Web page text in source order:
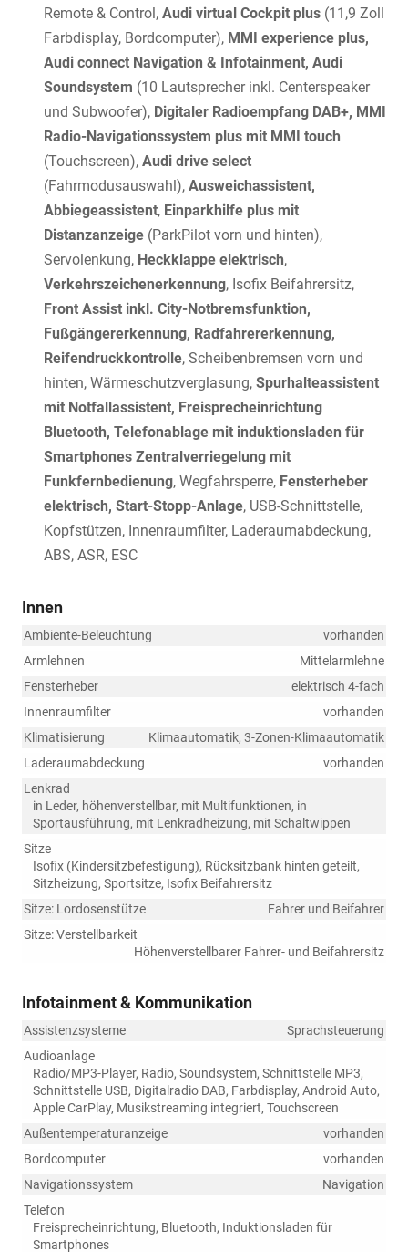
Remote & Control, Audi virtual Cockpit plus (11,9 Zoll
Farbdisplay, Bordcomputer), MMI experience plus,
Audi connect Navigation & Infotainment, Audi
Soundsystem (10 Lautsprecher inkl. Centerspeaker
und Subwoofer), Digitaler Radioempfang DAB+, MMI
Radio-Navigationssystem plus mit MMI touch
(Touchscreen), Audi drive select
(Fahrmodusauswahl), Ausweichassistent,
Abbiegeassistent, Einparkhilfe plus mit
Distanzanzeige (ParkPilot vorn und hinten),
Servolenkung, Heckklappe elektrisch,
Verkehrszeichenerkennung, Isofix Beifahrersitz,
Front Assist inkl. City-Notbremsfunktion,
Fußgängererkennung, Radfahrererkennung,
Reifendruckkontrolle, Scheibenbremsen vorn und
hinten, Wärmeschutzverglasung, Spurhalteassistent
mit Notfallassistent, Freisprecheinrichtung
Bluetooth, Telefonablage mit induktionsladen für
Smartphones Zentralverriegelung mit
Funkfernbedienung, Wegfahrsperre, Fensterheber
elektrisch, Start-Stopp-Anlage, USB-Schnittstelle,
Kopfstützen, Innenraumfilter, Laderaumabdeckung,
ABS, ASR, ESC
Innen
Ambiente-Beleuchtung
vorhanden
Armlehnen
Mittelarmlehne
Fensterheber
elektrisch 4-fach
Innenraumfilter
vorhanden
Klimatisierung
Klimaautomatik, 3-Zonen-Klimaautomatik
Laderaumabdeckung
vorhanden
Lenkrad
in Leder, höhenverstellbar, mit Multifunktionen, in
Sportausführung, mit Lenkradheizung, mit Schaltwippen
Sitze
Isofix (Kindersitzbefestigung), Rücksitzbank hinten geteilt,
Sitzheizung, Sportsitze, Isofix Beifahrersitz
Sitze: Lordosenstütze
Fahrer und Beifahrer
Sitze: Verstellbarkeit
Höhenverstellbarer Fahrer- und Beifahrersitz
Infotainment & Kommunikation
Assistenzsysteme
Sprachsteuerung
Audioanlage
Radio/MP3-Player, Radio, Soundsystem, Schnittstelle MP3,
Schnittstelle USB, Digitalradio DAB, Farbdisplay, Android Auto,
Apple CarPlay, Musikstreaming integriert, Touchscreen
Außentemperaturanzeige
vorhanden
Bordcomputer
vorhanden
Navigationssystem
Navigation
Telefon
Freisprecheinrichtung, Bluetooth, Induktionsladen für
Smartphones